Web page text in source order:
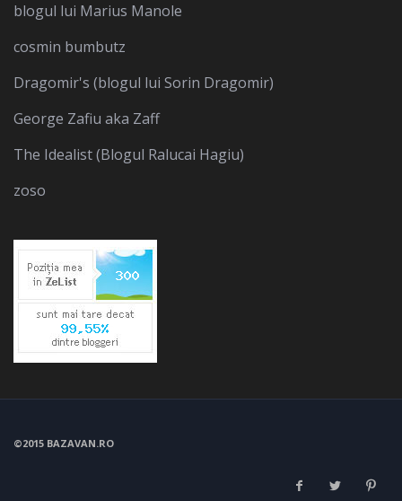
blogul lui Marius Manole
cosmin bumbutz
Dragomir's (blogul lui Sorin Dragomir)
George Zafiu aka Zaff
The Idealist (Blogul Ralucai Hagiu)
zoso
©2015 BAZAVAN.RO